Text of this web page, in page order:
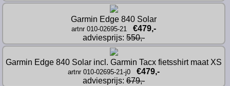
Garmin Edge 840 Solar
artnr 010-02695-21
€479,-
adviesprijs: 550,-
Garmin Edge 840 Solar incl. Garmin Tacx fietsshirt maat XS
artnr 010-02695-21-j0
€479,-
adviesprijs: 679,-